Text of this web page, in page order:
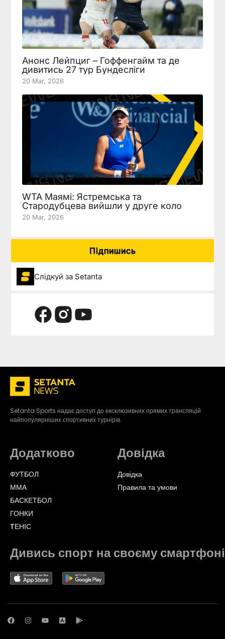
Анонс Лейпциг – Гоффенгайм та де
дивитись 27 тур Бундесліги
20 Mar, 2026
WTA Маямі: Ястремська та
Стародубцева вийшли у друге коло
20 Mar, 2026
Підпишись
Слідкуй за Setanta
Setanta Sports надає доступ до ексклюзивних прямих трансляцій
найпопулярніших спортивних турнірів.
Додатково
ФУТБОЛ
ММА
БАСКЕТБОЛ
ГОНКИ
TЕНІС
Довідка
Довідка
Правила та умови
Дивись спорт на своєму смартфоні